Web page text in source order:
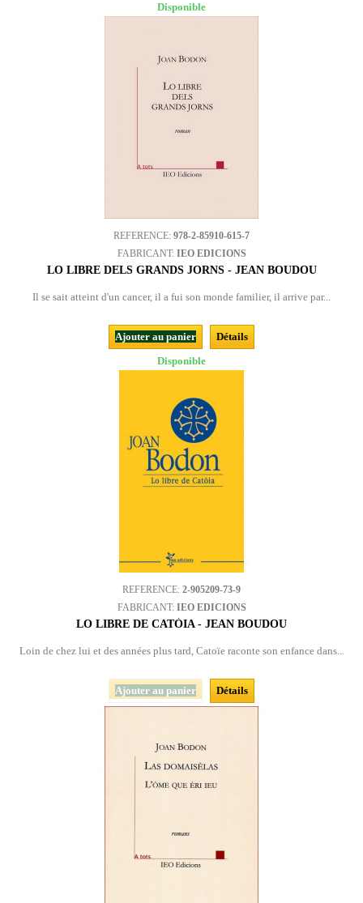
Disponible
REFERENCE: 978-2-85910-615-7
FABRICANT: IEO EDICIONS
LO LIBRE DELS GRANDS JORNS - JEAN BOUDOU
Il se sait atteint d'un cancer, il a fui son monde familier, il arrive par...
Ajouter au panier
Détails
Disponible
REFERENCE: 2-905209-73-9
FABRICANT: IEO EDICIONS
LO LIBRE DE CATÒIA - JEAN BOUDOU
Loin de chez lui et des années plus tard, Catoïe raconte son enfance dans...
Ajouter au panier Détails